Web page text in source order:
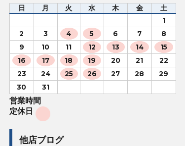
日 月 火 水 木 金 土
1
2
3 4 5 6 7
8
9
10 11 12 13 14
15
16
17 18 19 20 21
22
23
24 25 26 27 28
29
30
31
営業時間
定休日
他店ブログ